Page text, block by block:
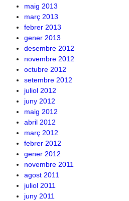
maig 2013
març 2013
febrer 2013
gener 2013
desembre 2012
novembre 2012
octubre 2012
setembre 2012
juliol 2012
juny 2012
maig 2012
abril 2012
març 2012
febrer 2012
gener 2012
novembre 2011
agost 2011
juliol 2011
juny 2011